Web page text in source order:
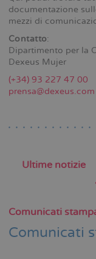
documentazione
mezzi di
Contatto:
Dipartimento per la
Dexeus Mujer
(+34) 93 227 47 00
prensa@dexeus.com
Ultime notizie
Comunicati
Comunicati